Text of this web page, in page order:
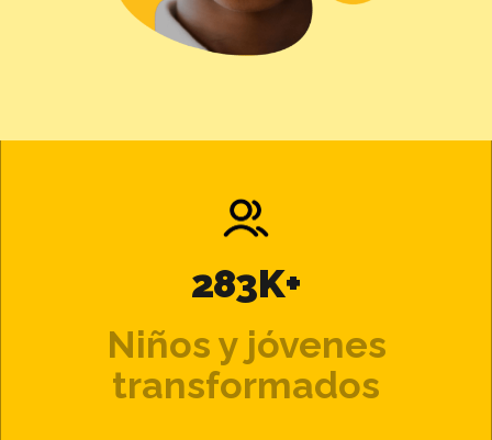
283K+
Niños y jóvenes
transformados